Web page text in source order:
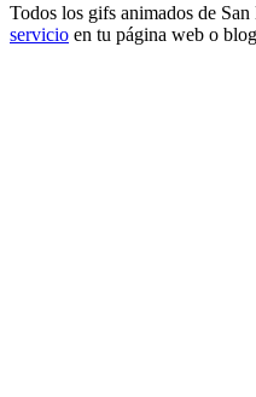
Todos los gifs animados de
servicio en tu página web o